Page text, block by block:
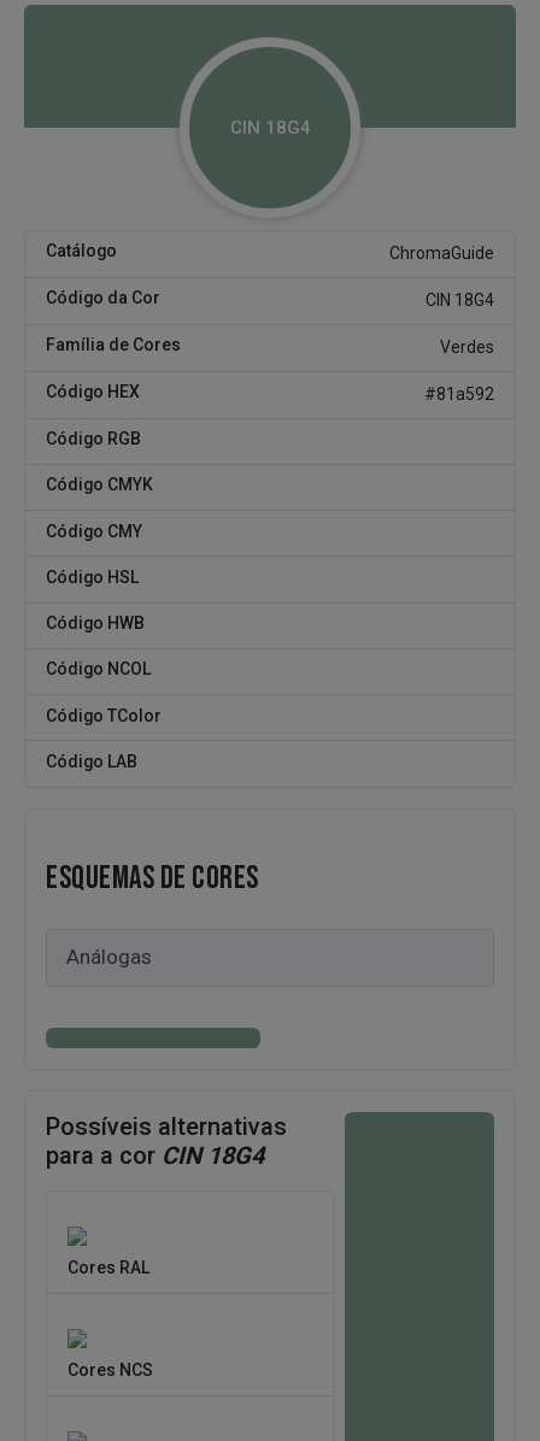
CIN 18G4
Catálogo ChromaGuide
Código da Cor CIN 18G4
Família de Cores Verdes
Código HEX #81a592
Código RGB
Código CMYK
Código CMY
Código HSL
Código HWB
Código NCOL
Código TColor
Código LAB
ESQUEMAS DE CORES
Possíveis alternativas
para a cor CIN 18G4
Cores RAL
Cores NCS